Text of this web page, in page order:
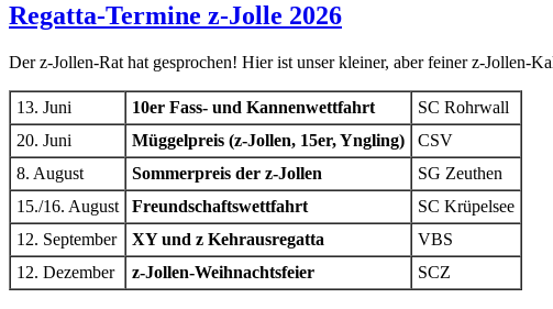
Regatta-Termine z-Jolle 2026
Der z-Jollen-Rat hat gesprochen! Hier ist unser kleiner, aber feiner z-Jollen-
13. Juni 10er Fass- und Kannenwettfahrt
SC Rohrwall
20. Juni
Müggelpreis (z-Jollen, 15er, Yngling)
CSV
8. August
Sommerpreis der z-Jollen
SG Zeuthen
15./16. August
Freundschaftswettfahrt
SC Krüpelsee
12. September
XY und z Kehrausregatta
VBS
12. Dezember
z-Jollen-Weihnachtsfeier SCZ